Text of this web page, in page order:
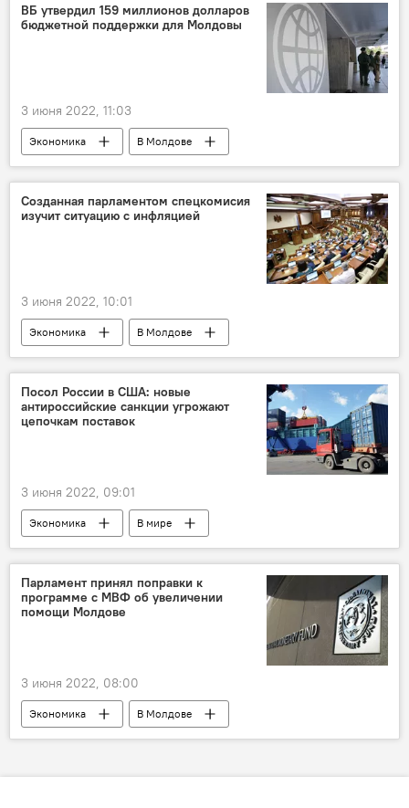
ВБ утвердил 159 миллионов долларов
бюджетной поддержки для Молдовы
3 июня 2022, 11:03
Экономика В Молдове
Созданная парламентом спецкомиcия
изучит ситуацию с инфляцией
3 июня 2022, 10:01
Экономика В Молдове
Посол России в США: новые
антироссийские санкции угрожают
цепочкам поставок
3 июня 2022, 09:01
Экономика В мире
Парламент принял поправки к
программе с МВФ об увеличении
помощи Молдове
3 июня 2022, 08:00
Экономика В Молдове